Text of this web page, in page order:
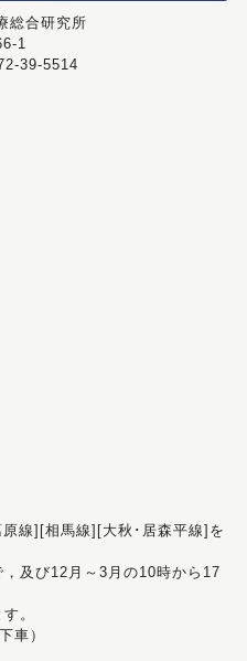
総合研究所
1
39-5514
線][相馬線][大秋･居森平線]を
及び12月～3月の10時から17
。
車）